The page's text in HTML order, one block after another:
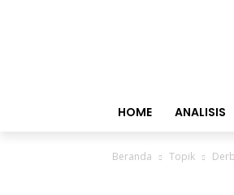
HOME ANALISIS
Beranda Topik